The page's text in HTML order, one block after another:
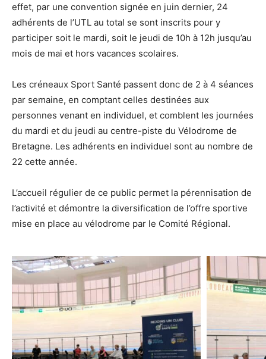
effet, par une convention signée en juin dernier, 24
adhérents de l’UTL au total se sont inscrits pour y
participer soit le mardi, soit le jeudi de 10h à 12h jusqu’au
mois de mai et hors vacances scolaires.
Les créneaux Sport Santé passent donc de 2 à 4 séances
par semaine, en comptant celles destinées aux
personnes venant en individuel, et comblent les journées
du mardi et du jeudi au centre-piste du Vélodrome de
Bretagne. Les adhérents en individuel sont au nombre de
22 cette année.
L’accueil régulier de ce public permet la pérennisation de
l’activité et démontre la diversification de l’offre sportive
mise en place au vélodrome par le Comité Régional.